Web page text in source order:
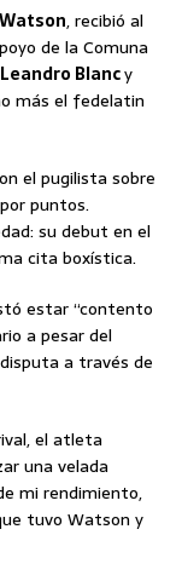
, recibió al
de la Comuna
Leandro Blancy
más el fedelatin
el pugilista sobre
puntos.
su debut en el
cita boxística.
estar “contento
a pesar del
a través de
el atleta
una velada
mi rendimiento,
tuvo Watson y